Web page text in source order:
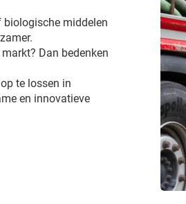
biologische middelen
Dan bedenken
te lossen in
en innovatieve